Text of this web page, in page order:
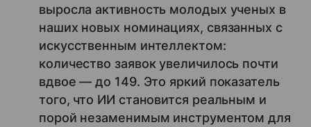
выросла активность молодых ученых в
наших новых номинациях, связанных с
искусственным интеллектом:
количество заявок увеличилось почти
вдвое — до 149. Это яркий показатель
того, что ИИ становится реальным и
порой незаменимым инструментом для